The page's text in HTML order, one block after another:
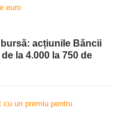
acțiunile Băncii
la 4.000 la 750 de